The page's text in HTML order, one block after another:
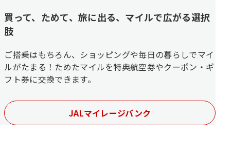
買って、ためて、旅に出る、マイルで広がる選択
肢
ご搭乗はもちろん、ショッピングや毎日の暮らしでマイ
ルがたまる！ためたマイルを特典航空券やクーポン・ギ
フト券に交換できます。
JALマイレージバンク